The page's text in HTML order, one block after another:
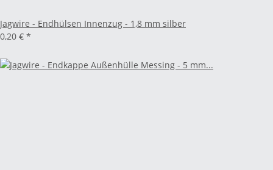
Jagwire - Endhülsen Innenzug - 1,8 mm silber
0,20 € *